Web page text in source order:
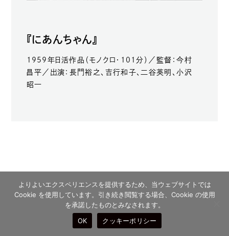
『にあんちゃん』
1959年日活作品（モノクロ・101分）／監督：今村
昌平／出演：長門裕之、吉行和子、二谷英明、小沢
昭一
2月18日（水）
13:30〜 18:30〜
よりよいエクスペリエンスを提供するため、当ウェブサイトでは
Cookie を使用しています。引き続き閲覧する場合、Cookie の使用
を承諾したものとみなされます。
OK
クッキーポリシー